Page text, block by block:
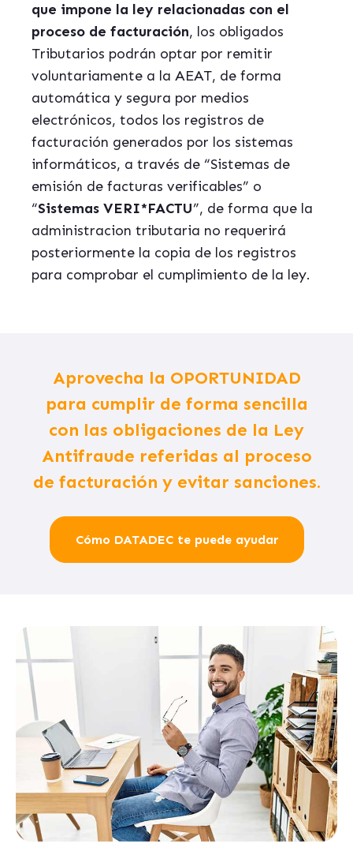
que impone la ley relacionadas con el
proceso de facturación, los obligados
Tributarios podrán optar por remitir
voluntariamente a la AEAT, de forma
automática y segura por medios
electrónicos, todos los registros de
facturación generados por los sistemas
informáticos, a través de “Sistemas de
emisión de facturas verificables” o
“Sistemas VERI*FACTU”, de forma que la
administracion tributaria no requerirá
posteriormente la copia de los registros
para comprobar el cumplimiento de la ley.
Aprovecha la OPORTUNIDAD
para cumplir de forma sencilla
con las obligaciones de la Ley
Antifraude referidas al proceso
de facturación y evitar sanciones.
Cómo DATADEC te puede ayudar